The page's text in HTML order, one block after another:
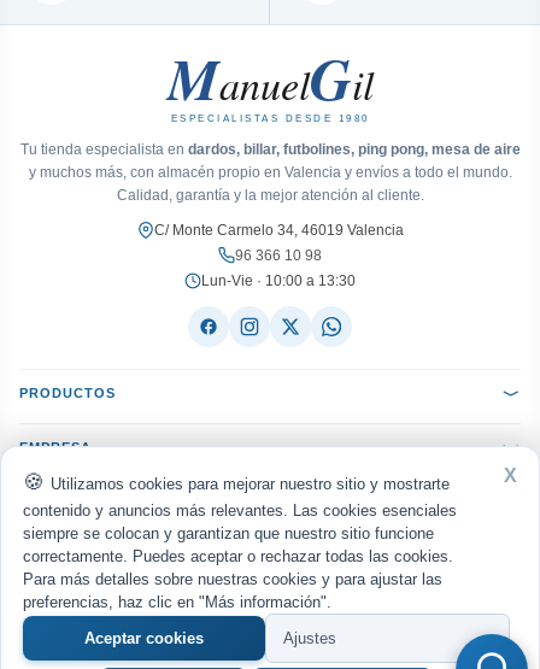
Utilizamos cookies para mejorar nuestro sitio y mostrarte
contenido y anuncios más relevantes. Las cookies esenciales
siempre se colocan y garantizan que nuestro sitio funcione
correctamente. Puedes aceptar o rechazar todas las cookies.
Para más detalles sobre nuestras cookies y para ajustar las
preferencias, haz clic en "Más información".
Aceptar cookies
Ajustes
X
ManuelGil
ESPECIALISTAS DESDE 1980
Tu tienda especialista en dardos, billar, futbolines, ping pong, mesa de aire
y muchos más, con almacén propio en Valencia y envíos a todo el mundo.
Calidad, garantía y la mejor atención al cliente.
C/ Monte Carmelo 34, 46019 Valencia
96 366 10 98
Lun-Vie · 10:00 a 13:30
PRODUCTOS
EMPRESA
AYUDA
ACEPTAMOS: VISA Mastercard PayPal Bizum
seQura
ENVIAMOS CON:
MRW Nacex Correos UPS